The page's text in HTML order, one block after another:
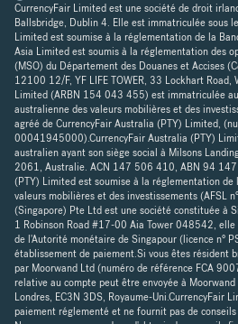
CurrencyFair Limited est une société de droit
Ballsbridge, Dublin 4. Elle est immatriculée sous
Limited est soumise à la réglementation de la
Asia Limited est soumis à la réglementation des
(MSO) du Département des Douanes et Accises
12100 12/F, YF LIFE TOWER, 33 Lockhart Road,
Limited (ARBN 154 043 455) est immatriculée
australienne des valeurs mobilières et des
agréé de CurrencyFair Australia (PTY) Limited,
00041945000).CurrencyFair Australia (PTY)
australien ayant son siège social à Milsons
2061, Australie. ACN 147 506 410, ABN 94
(PTY) Limited est soumise à la réglementation de
valeurs mobilières et des investissements (AFSL
(Singapore) Pte Ltd est une société constituée à
1 Robinson Road #17-00 Aia Tower 048542,
de l'Autorité monétaire de Singapour (licence n°
établissement de paiement.Si vous êtes résident
par Moorwand Ltd (numéro de référence FCA
relative au compte peut être envoyée à
Londres, EC3N 3DS, Royaume-Uni.CurrencyFair
paiement réglementé et ne fournit pas de